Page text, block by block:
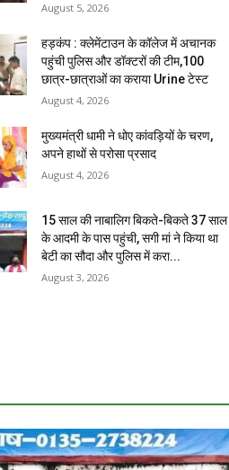
August 5, 2026
हड़कंप : क्लेमेंटाउन के कॉलेज में अचानक
पहुंची पुलिस और डॉक्टरों की टीम,100
छात्र-छात्राओं का कराया Urine टेस्ट
August 4, 2026
मुख्यमंत्री धामी ने धोए कांवड़ियों के चरण,
अपने हाथों से परोसा प्रसाद
August 4, 2026
15 साल की नाबालिग बिकते-बिकते 37 साल
के आदमी के पास पहुंची, सगी मां ने किया था
बेटी का सौदा और पुलिस में करा...
August 3, 2026